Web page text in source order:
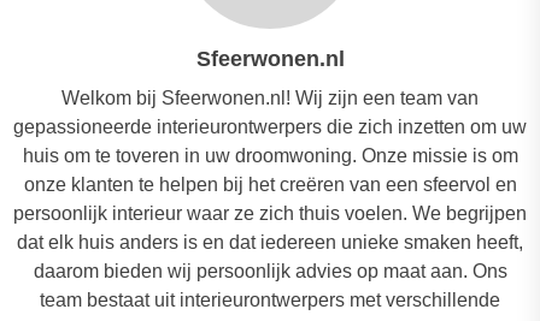
Sfeerwonen.nl
Welkom bij Sfeerwonen.nl! Wij zijn een team van
gepassioneerde interieurontwerpers die zich inzetten om uw
huis om te toveren in uw droomwoning. Onze missie is om
onze klanten te helpen bij het creëren van een sfeervol en
persoonlijk interieur waar ze zich thuis voelen. We begrijpen
dat elk huis anders is en dat iedereen unieke smaken heeft,
daarom bieden wij persoonlijk advies op maat aan. Ons
team bestaat uit interieurontwerpers met verschillende